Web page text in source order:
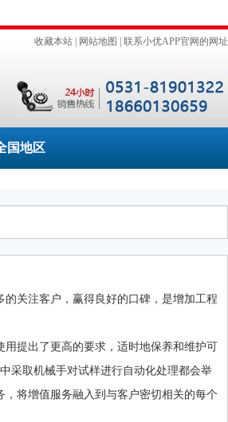
收藏本站 网站地图 联系小优APP官网的网址
国地区
注客户，赢得良好的口碑，是增加工程
提出了更高的要求，适时地保养和维护可
中采取机械手对试样进行自动化处理都会举
，将增值服务融入到与客户密切相关的每个